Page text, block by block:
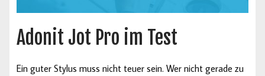
Adonit Jot Pro im Test
Ein guter Stylus muss nicht teuer sein. Wer nicht gerade zu